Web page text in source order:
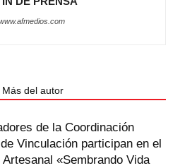
Más del autor
de la Coordinación
Vinculación participan en el
Artesanal «Sembrando Vida